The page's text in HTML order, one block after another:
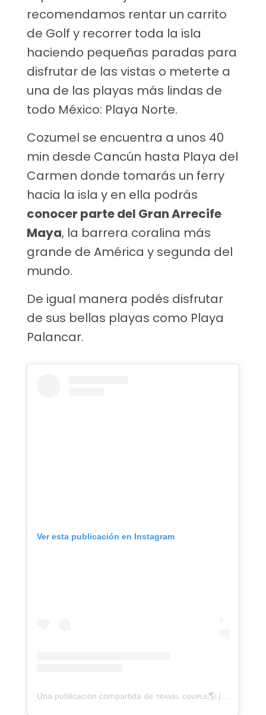
recomendamos rentar un carrito
de Golf y recorrer toda la isla
haciendo pequeñas paradas para
disfrutar de las vistas o meterte a
una de las playas más lindas de
todo México: Playa Norte.
Cozumel se encuentra a unos 40
min desde Cancún hasta Playa del
Carmen donde tomarás un ferry
hacia la isla y en ella podrás
conocer parte del Gran Arrecife
Maya, la barrera coralina más
grande de América y segunda del
mundo.
De igual manera podés disfrutar
de sus bellas playas como Playa
Palancar.
Ver esta publicación en Instagram